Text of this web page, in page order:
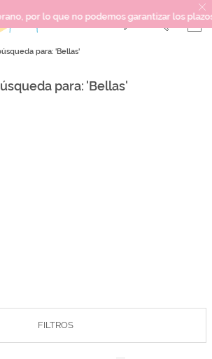
podemos garantizar los plazos de
para: 'Bellas'
para: 'Bellas'
FILTROS